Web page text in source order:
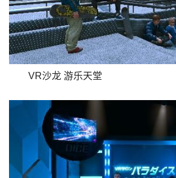
VR沙龙 游乐天堂